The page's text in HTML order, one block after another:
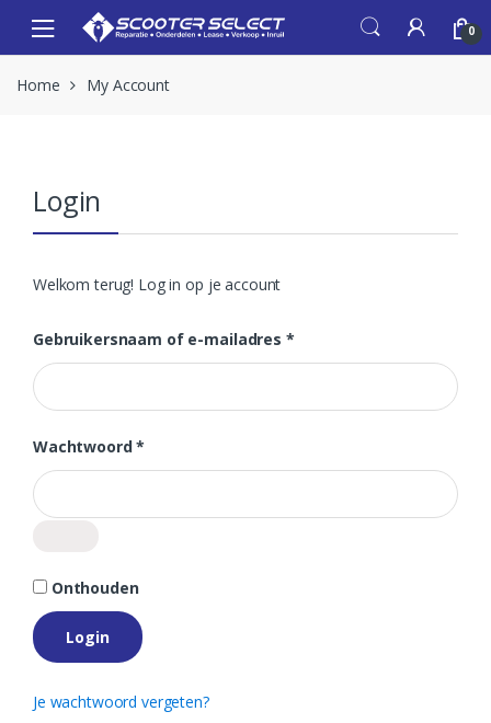
navigation
content
0
Home My Account
Login
Welkom terug! Log in op je account
Gebruikersnaam of e-mailadres *Vereist
Wachtwoord*
Onthouden
Login
Je wachtwoord vergeten?